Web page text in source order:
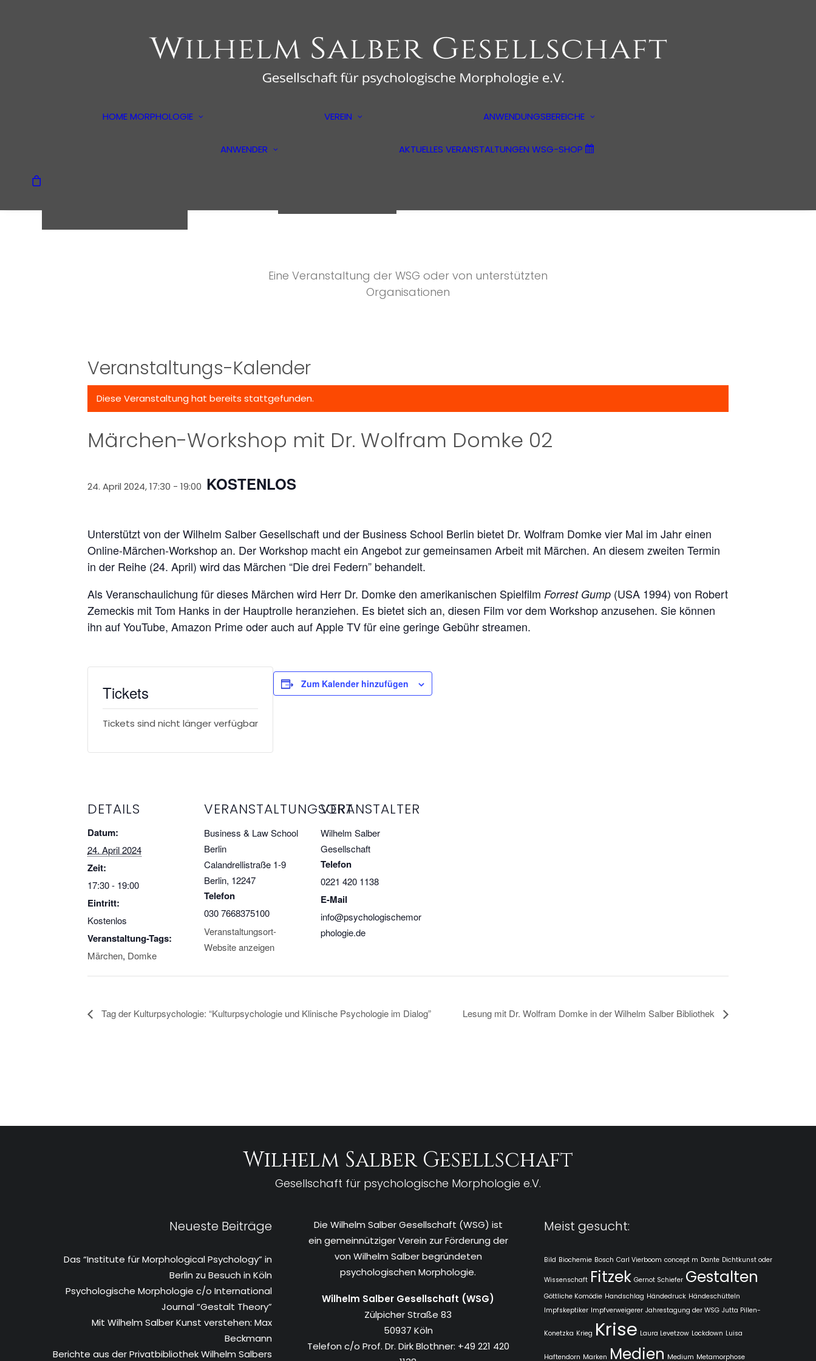
HOMEMORPHOLOGIE
Dokumentarfilm
VEREIN
Mitgliederbereich
ANWENDUNGSBEREICHE
ANWENDER AKTUELLES VERANSTALTUNGEN WSG-SHOP
Eine Veranstaltung der WSG oder von unterstützten
Organisationen
Veranstaltungs-Kalender
Diese Veranstaltung hat bereits stattgefunden.
Märchen-Workshop mit Dr. Wolfram Domke 02
24. April 2024, 17:30 - 19:00 KOSTENLOS
Unterstützt von der Wilhelm Salber Gesellschaft und der Business School Berlin bietet Dr. Wolfram Domke vier Mal im Jahr einen
Online-Märchen-Workshop an. Der Workshop macht ein Angebot zur gemeinsamen Arbeit mit Märchen. An diesem zweiten Termin
in der Reihe (24. April) wird das Märchen “Die drei Federn” behandelt.
Als Veranschaulichung für dieses Märchen wird Herr Dr. Domke den amerikanischen Spielfilm Forrest Gump (USA 1994) von Robert
Zemeckis mit Tom Hanks in der Hauptrolle heranziehen. Es bietet sich an, diesen Film vor dem Workshop anzusehen. Sie können
ihn auf YouTube, Amazon Prime oder auch auf Apple TV für eine geringe Gebühr streamen.
Tickets
Tickets sind nicht länger verfügbar
Zum Kalender hinzufügen
DETAILS
Datum:
24. April 2024
Zeit:
17:30 - 19:00
Eintritt:
Kostenlos
Veranstaltung-Tags:
Märchen, Domke
VERANSTALTUNGSORT
Business & Law School
Berlin
Calandrellistraße 1-9
Berlin, 12247
Telefon
030 7668375100
Veranstaltungsort-
Website anzeigen
VERANSTALTER
Wilhelm Salber
Gesellschaft
Telefon
0221 420 1138
E-Mail
info@psychologischemor
phologie.de
Tag der Kulturpsychologie: “Kulturpsychologie und Klinische Psychologie im Dialog” Lesung mit Dr. Wolfram Domke in der Wilhelm Salber Bibliothek
Wilhelm Salber Gesellschaft
Gesellschaft für psychologische Morphologie e.V.
Neueste Beiträge
Das “Institute für Morphological Psychology” in
Berlin zu Besuch in Köln
Psychologische Morphologie c/o International
Journal “Gestalt Theory”
Mit Wilhelm Salber Kunst verstehen: Max
Beckmann
Berichte aus der Privatbibliothek Wilhelm Salbers
Die Wilhelm Salber Gesellschaft (WSG) ist
ein gemeinnütziger Verein zur Förderung der
von Wilhelm Salber begründeten
psychologischen Morphologie.
Wilhelm Salber Gesellschaft (WSG)
Zülpicher Straße 83
50937 Köln
Telefon c/o Prof. Dr. Dirk Blothner: +49 221 420
Meist gesucht:
Bild Biochemie Bosch Carl Vierboom concept m Dante Dichtkunst oder
Wissenschaft Fitzek Gernot Schiefer Gestalten
Göttliche Komödie Handschlag Händedruck Händeschütteln
Impfskeptiker Impfverweigerer Jahrestagung der WSG Jutta Pillen-
Konetzka Krieg Krise Laura Levetzow Lockdown Luisa
Haftendorn Marken Medien Medium Metamorphose